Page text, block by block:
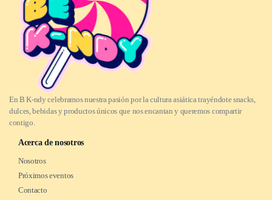
En B K-ndy celebramos nuestra pasión por la cultura asiática trayéndote snacks,
dulces, bebidas y productos únicos que nos encantan y queremos compartir
contigo.
Acerca de nosotros
Nosotros
Próximos eventos
Contacto